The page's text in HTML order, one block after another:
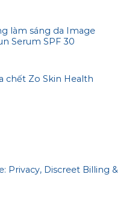
làm sáng da Image
Serum SPF 30
chết Zo Skin Health
Privacy, Discreet Billing &